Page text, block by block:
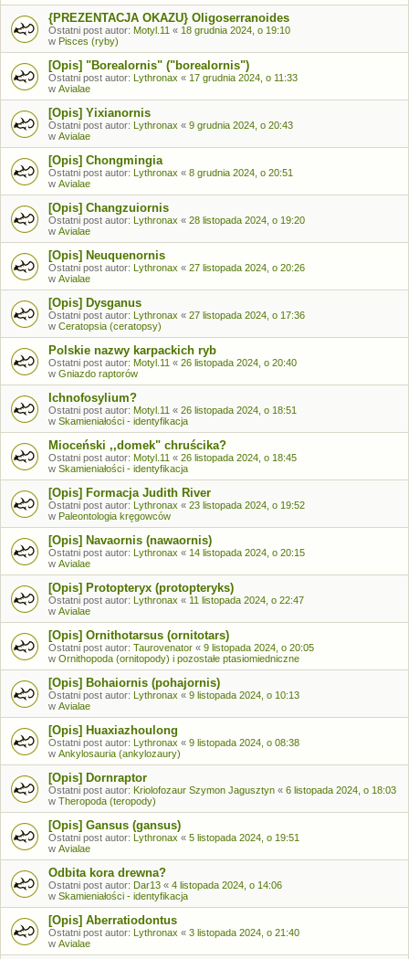
{PREZENTACJA OKAZU} Oligoserranoides
Ostatni post autor: Motyl.11 « 18 grudnia 2024, o 19:10
w Pisces (ryby)
[Opis] "Borealornis" ("borealornis")
Ostatni post autor: Lythronax « 17 grudnia 2024, o 11:33
w Avialae
[Opis] Yixianornis
Ostatni post autor: Lythronax « 9 grudnia 2024, o 20:43
w Avialae
[Opis] Chongmingia
Ostatni post autor: Lythronax « 8 grudnia 2024, o 20:51
w Avialae
[Opis] Changzuiornis
Ostatni post autor: Lythronax « 28 listopada 2024, o 19:20
w Avialae
[Opis] Neuquenornis
Ostatni post autor: Lythronax « 27 listopada 2024, o 20:26
w Avialae
[Opis] Dysganus
Ostatni post autor: Lythronax « 27 listopada 2024, o 17:36
w Ceratopsia (ceratopsy)
Polskie nazwy karpackich ryb
Ostatni post autor: Motyl.11 « 26 listopada 2024, o 20:40
w Gniazdo raptorów
Ichnofosylium?
Ostatni post autor: Motyl.11 « 26 listopada 2024, o 18:51
w Skamieniałości - identyfikacja
Mioceński ,,domek" chruścika?
Ostatni post autor: Motyl.11 « 26 listopada 2024, o 18:45
w Skamieniałości - identyfikacja
[Opis] Formacja Judith River
Ostatni post autor: Lythronax « 23 listopada 2024, o 19:52
w Paleontologia kręgowców
[Opis] Navaornis (nawaornis)
Ostatni post autor: Lythronax « 14 listopada 2024, o 20:15
w Avialae
[Opis] Protopteryx (protopteryks)
Ostatni post autor: Lythronax « 11 listopada 2024, o 22:47
w Avialae
[Opis] Ornithotarsus (ornitotars)
Ostatni post autor: Taurovenator « 9 listopada 2024, o 20:05
w Ornithopoda (ornitopody) i pozostałe ptasiomiedniczne
[Opis] Bohaiornis (pohajornis)
Ostatni post autor: Lythronax « 9 listopada 2024, o 10:13
w Avialae
[Opis] Huaxiazhoulong
Ostatni post autor: Lythronax « 9 listopada 2024, o 08:38
w Ankylosauria (ankylozaury)
[Opis] Dornraptor
Ostatni post autor: Kriolofozaur Szymon Jagusztyn « 6 listopada 2024, o 18:03
w Theropoda (teropody)
[Opis] Gansus (gansus)
Ostatni post autor: Lythronax « 5 listopada 2024, o 19:51
w Avialae
Odbita kora drewna?
Ostatni post autor: Dar13 « 4 listopada 2024, o 14:06
w Skamieniałości - identyfikacja
[Opis] Aberratiodontus
Ostatni post autor: Lythronax « 3 listopada 2024, o 21:40
w Avialae